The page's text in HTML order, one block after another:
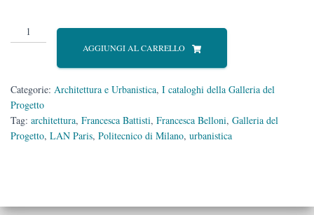
LAN.
Living
AGGIUNGI AL CARRELLO
Categorie: Architettura e Urbanistica, I cataloghi della Galleria del
Progetto
Tag: architettura, Francesca Battisti, Francesca Belloni, Galleria del
Progetto, LAN Paris, Politecnico di Milano, urbanistica